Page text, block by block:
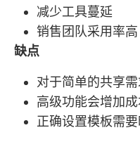
减少工具蔓延
销售团队采用率高
缺点
对于简单的共享
高级功能会增加
正确设置模板需要